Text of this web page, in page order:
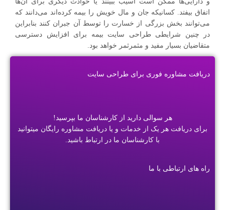
اتفاق بیفتد. کسانیکه جان و مال خویش را بیمه کرده‌اند می‌دانند که
می‌توانند بخش بزرگی از خسارت را توسط آن جبران کنند بنابراین
در چنین شرایطی طراحی سایت بیمه برای افزایش دسترسی
متقاضیان بسیار مفید و مثمرثمر خواهد بود.
دریافت مشاوره فوری برای طراحی سایت
هر سوالی دارید از کارشناسان ما بپرسید!
برای دریافت هر یک از خدمات و یا دریافت مشاوره رایگان میتوانید
با کارشناسان ما در ارتباط باشید.
راه های ارتباطی با ما